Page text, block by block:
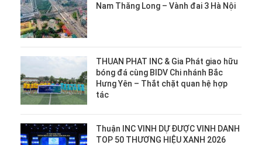
Nam Thăng Long – Vành đai 3 Hà Nội
THUAN PHAT INC & Gia Phát giao hữu
bóng đá cùng BIDV Chi nhánh Bắc
Hưng Yên – Thắt chặt quan hệ hợp
tác
Thuận INC VINH DỰ ĐƯỢC VINH DANH
TOP 50 THƯƠNG HIỆU XANH 2026